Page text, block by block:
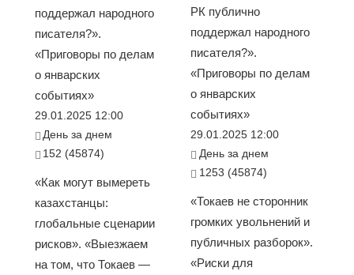
поддержал народного
писателя?».
«Приговоры по делам
о январских
событиях»
29.01.2025 12:00
День за днем
152 (45874)
«Как могут вымереть
казахстанцы:
глобальные сценарии
рисков». «Выезжаем
на том, что Токаев —
РК публично
поддержал народного
писателя?».
«Приговоры по делам
о январских
событиях»
29.01.2025 12:00
День за днем
1253 (45874)
«Токаев не сторонник
громких увольнений и
публичных разборок».
«Риски для